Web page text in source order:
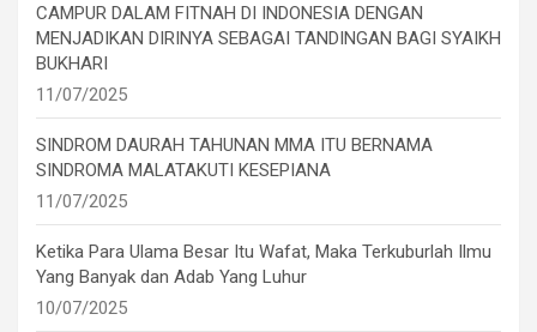
CAMPUR DALAM FITNAH DI INDONESIA DENGAN
MENJADIKAN DIRINYA SEBAGAI TANDINGAN BAGI SYAIKH
BUKHARI
11/07/2025
SINDROM DAURAH TAHUNAN MMA ITU BERNAMA
SINDROMA MALATAKUTI KESEPIANA
11/07/2025
Ketika Para Ulama Besar Itu Wafat, Maka Terkuburlah Ilmu
Yang Banyak dan Adab Yang Luhur
10/07/2025